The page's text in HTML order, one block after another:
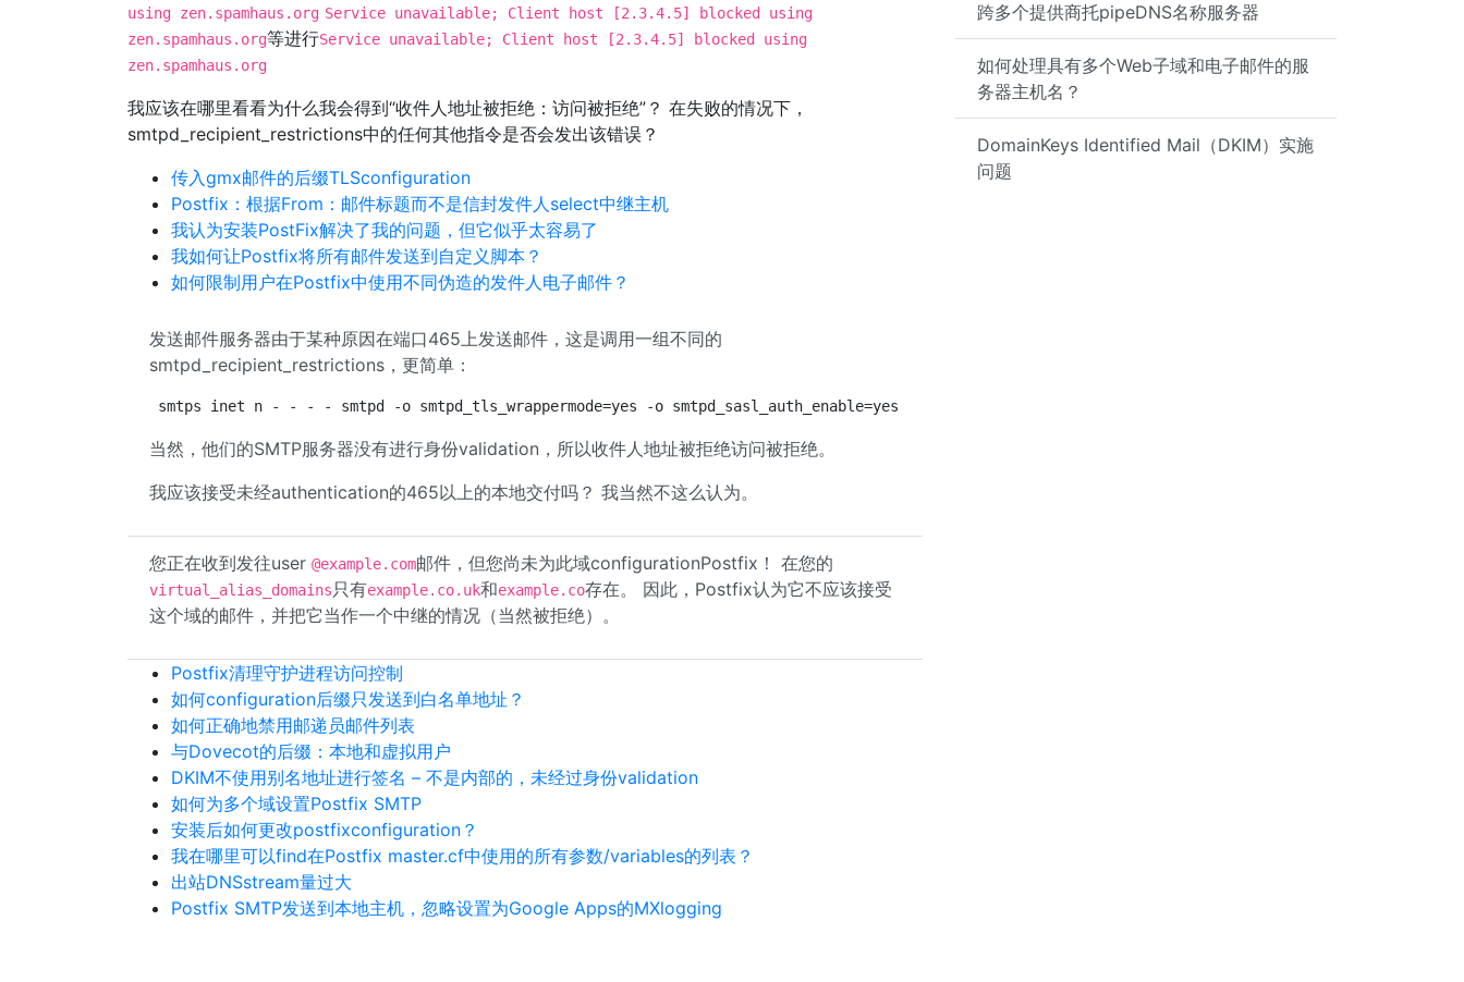
跨多个提供商托pipeDNS名称服务器
如何处理具有多个Web子域和电子邮件的服
务器主机名？
DomainKeys Identified Mail（DKIM）实施
问题
using zen.spamhaus.org Service unavailable; Client host [2.3.4.5] blocked using
zen.spamhaus.org等进行Service unavailable; Client host [2.3.4.5] blocked using
zen.spamhaus.org
我应该在哪里看看为什么我会得到“收件人地址被拒绝：访问被拒绝”？ 在失败的情况下，
smtpd_recipient_restrictions中的任何其他指令是否会发出该错误？
传入gmx邮件的后缀TLSconfiguration
Postfix：根据From：邮件标题而不是信封发件人select中继主机
我认为安装PostFix解决了我的问题，但它似乎太容易了
我如何让Postfix将所有邮件发送到自定义脚本？
如何限制用户在Postfix中使用不同伪造的发件人电子邮件？
发送邮件服务器由于某种原因在端口465上发送邮件，这是调用一组不同的
smtpd_recipient_restrictions，更简单：
smtps inet n - - - - smtpd -o smtpd_tls_wrappermode=yes -o smtpd_sasl_auth_enable=yes -o broken_sasl_auth_clients=yes -o content_filter= -o
当然，他们的SMTP服务器没有进行身份validation，所以收件人地址被拒绝访问被拒绝。
我应该接受未经authentication的465以上的本地交付吗？ 我当然不这么认为。
您正在收到发往user @example.com邮件，但您尚未为此域configurationPostfix！ 在您的
virtual_alias_domains只有example.co.uk和example.co存在。 因此，Postfix认为它不应该接受
这个域的邮件，并把它当作一个中继的情况（当然被拒绝）。
Postfix清理守护进程访问控制
如何configuration后缀只发送到白名单地址？
如何正确地禁用邮递员邮件列表
与Dovecot的后缀：本地和虚拟用户
DKIM不使用别名地址进行签名 – 不是内部的，未经过身份validation
如何为多个域设置Postfix SMTP
安装后如何更改postfixconfiguration？
我在哪里可以find在Postfix master.cf中使用的所有参数/variables的列表？
出站DNSstream量过大
Postfix SMTP发送到本地主机，忽略设置为Google Apps的MXlogging